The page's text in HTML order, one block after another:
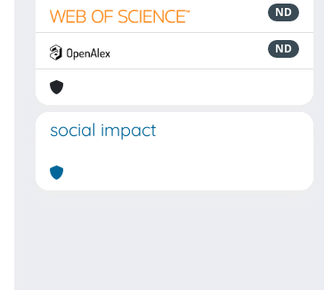
ND
ND
social impact